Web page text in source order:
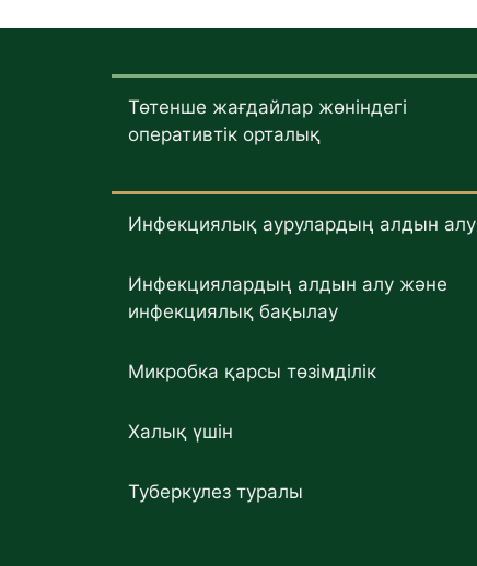
Төтенше жағдайлар жөніндегі
оперативтік орталық
Инфекциялық аурулардың алдын алу
Инфекциялардың алдын алу және
инфекциялық бақылау
Микробка қарсы төзімділік
Халық үшін
Туберкулез туралы